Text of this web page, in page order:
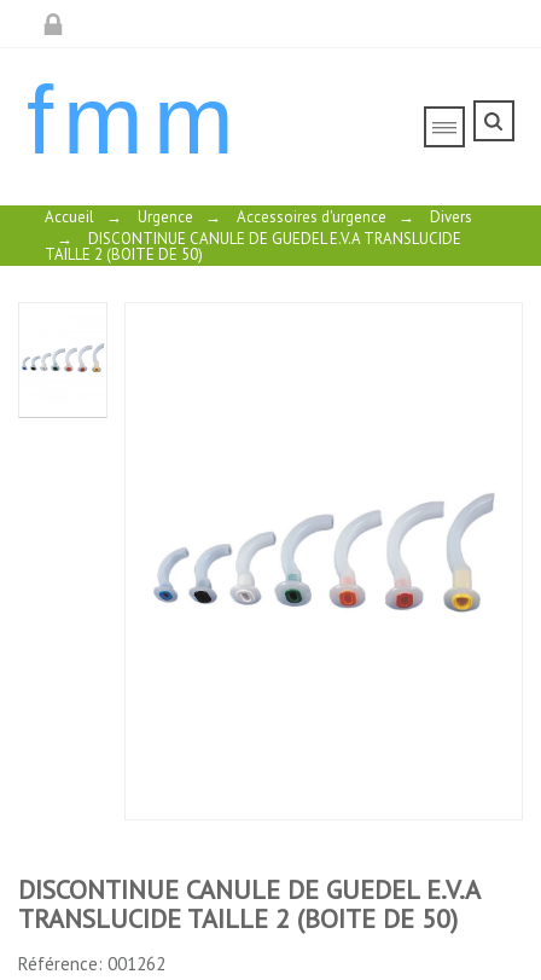
fmm
Accueil → Urgence → Accessoires d'urgence →
Divers
→
DISCONTINUE CANULE DE GUEDEL E.V.A TRANSLUCIDE
TAILLE 2 (BOITE DE 50)
DISCONTINUE CANULE DE GUEDEL E.V.A
TRANSLUCIDE TAILLE 2 (BOITE DE 50)
Référence: 001262
OCULAIRE
AVEC
BOUCLE
DANS UN
DISCONTINUE
CANULE DE
GUEDEL E.V.A
TRANSLUCIDE